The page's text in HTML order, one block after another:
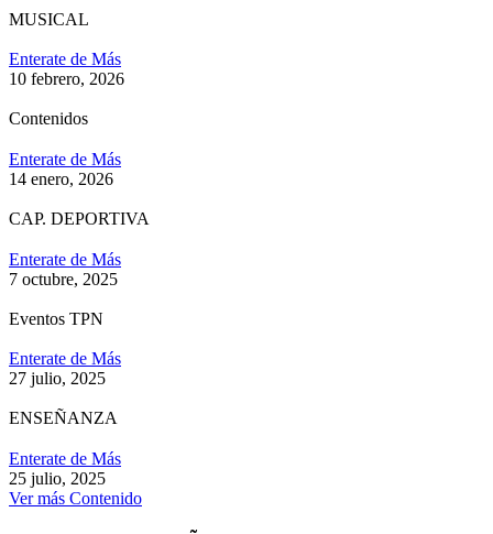
MUSICAL
Enterate de Más
10 febrero, 2026
Contenidos
Enterate de Más
14 enero, 2026
CAP. DEPORTIVA
Enterate de Más
7 octubre, 2025
Eventos TPN
Enterate de Más
27 julio, 2025
ENSEÑANZA
Enterate de Más
25 julio, 2025
Ver más Contenido